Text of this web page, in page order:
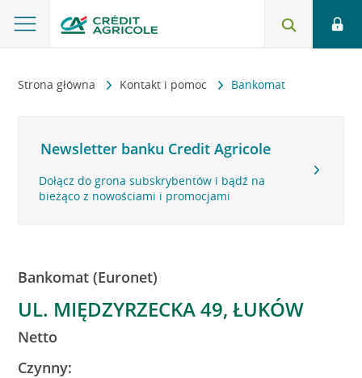
Strona główna Kontakt i pomoc Bankomat
Newsletter banku Credit Agricole
Dołącz do grona subskrybentów i bądź na
bieżąco z nowościami i promocjami
Bankomat (Euronet)
UL. MIĘDZYRZECKA 49, ŁUKÓW
Netto
Czynny: